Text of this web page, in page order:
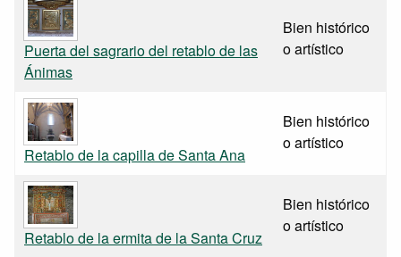
Puerta del sagrario del retablo de las
Ánimas
Bien histórico
o artístico
Retablo de la capilla de Santa Ana
Bien histórico
o artístico
Retablo de la ermita de la Santa Cruz
Bien histórico
o artístico